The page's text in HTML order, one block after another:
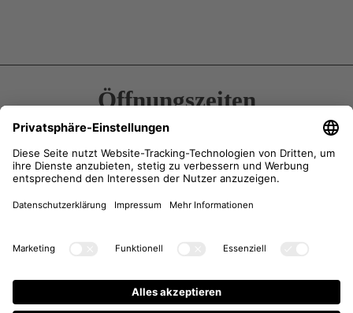
Öffnungszeiten
Kontakt
Anfahrt
Anfrage
Newsletter-Anmeldung
Instagram
Facebook
Impressum/AGB